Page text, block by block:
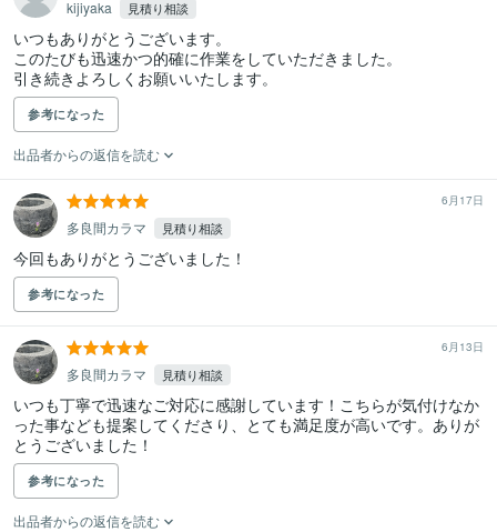
kijiyaka 見積り相談
いつもありがとうございます。
このたびも迅速かつ的確に作業をしていただきました。
引き続きよろしくお願いいたします。
参考になった
出品者からの返信を読む
6月17日
多良間カラマ 見積り相談
今回もありがとうございました！
参考になった
6月13日
多良間カラマ 見積り相談
いつも丁寧で迅速なご対応に感謝しています！こちらが気付けなか
った事なども提案してくださり、とても満足度が高いです。ありが
とうございました！
参考になった
出品者からの返信を読む